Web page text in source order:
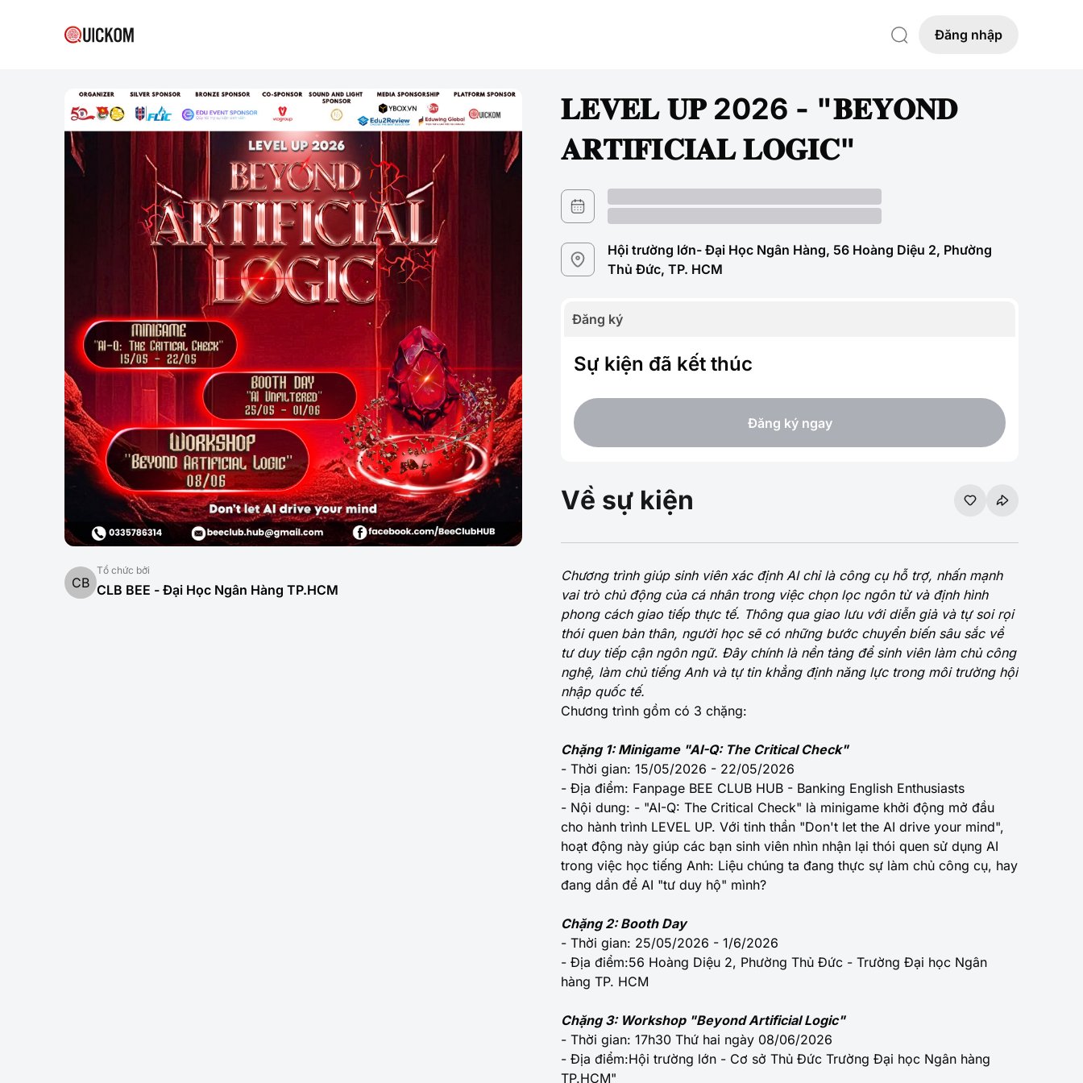
Đăng nhập
CB
Tổ chức bởi
CLB BEE - Đại Học Ngân Hàng TP.HCM
𝐋𝐄𝐕𝐄𝐋 𝐔𝐏 2026 - "𝐁𝐄𝐘𝐎𝐍𝐃
𝐀𝐑𝐓𝐈𝐅𝐈𝐂𝐈𝐀𝐋 𝐋𝐎𝐆𝐈𝐂"
Hội trường lớn- Đại Học Ngân Hàng, 56 Hoàng Diệu 2, Phường
Thủ Đức, TP. HCM
Đăng ký
Sự kiện đã kết thúc
Đăng ký ngay
Về sự kiện
Chương trình giúp sinh viên xác định AI chỉ là công cụ hỗ trợ, nhấn mạnh
vai trò chủ động của cá nhân trong việc chọn lọc ngôn từ và định hình
phong cách giao tiếp thực tế. Thông qua giao lưu với diễn giả và tự soi rọi
thói quen bản thân, người học sẽ có những bước chuyển biến sâu sắc về
tư duy tiếp cận ngôn ngữ. Đây chính là nền tảng để sinh viên làm chủ công
nghệ, làm chủ tiếng Anh và tự tin khẳng định năng lực trong môi trường hội
nhập quốc tế.
Chương trình gồm có 3 chặng:
Chặng 1: Minigame "AI-Q: The Critical Check"
- Thời gian: 15/05/2026 - 22/05/2026
- Địa điểm: Fanpage BEE CLUB HUB - Banking English Enthusiasts
- Nội dung: - "AI-Q: The Critical Check" là minigame khởi động mở đầu
cho hành trình LEVEL UP. Với tinh thần "Don't let the AI drive your mind",
hoạt động này giúp các bạn sinh viên nhìn nhận lại thói quen sử dụng AI
trong việc học tiếng Anh: Liệu chúng ta đang thực sự làm chủ công cụ, hay
đang dần để AI "tư duy hộ" mình?
Chặng 2: Booth Day
- Thời gian: 25/05/2026 - 1/6/2026
- Địa điểm:56 Hoàng Diệu 2, Phường Thủ Đức - Trường Đại học Ngân
hàng TP. HCM
Chặng 3: Workshop "Beyond Artificial Logic"
- Thời gian: 17h30 Thứ hai ngày 08/06/2026
- Địa điểm:Hội trường lớn - Cơ sở Thủ Đức Trường Đại học Ngân hàng
TP.HCM"